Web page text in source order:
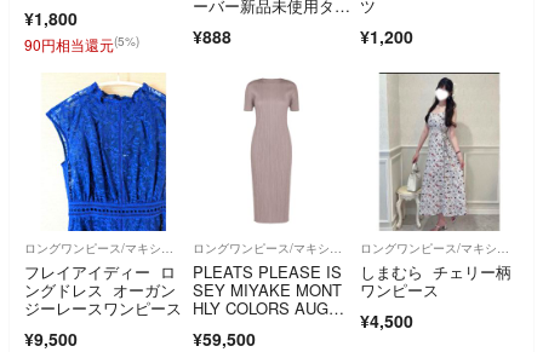
¥1,800
90円相当還元(5%)
ーバー新品未使用タグ
¥888
ツ
¥1,200
ロングワンピース/マキシワンピース
フレイアイディー ロ
ングドレス オーガン
ジーレースワンピース
¥9,500
ロングワンピース/マキシワンピース
PLEATS PLEASE IS
SEY MIYAKE MONT
HLY COLORS AUGUS
¥59,500
ロングワンピース/マキシワンピース
しまむら チェリー柄
ワンピース
¥4,500